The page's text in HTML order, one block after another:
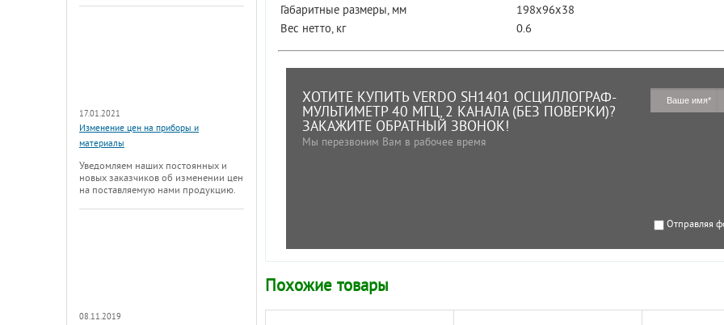
17.01.2021
Изменение цен на приборы и
материалы
Уведомляем наших постоянных и
новых заказчиков об изменении цен
на поставляемую нами продукцию.
08.11.2019
Габаритные размеры, мм
198х96х38
Вес нетто, кг
0.6
ХОТИТЕ КУПИТЬ VERDO SH1401 ОСЦИЛЛОГРАФ-
МУЛЬТИМЕТР 40 МГЦ, 2 КАНАЛА (БЕЗ ПОВЕРКИ)?
ЗАКАЖИТЕ ОБРАТНЫЙ ЗВОНОК!
Мы перезвоним Вам в рабочее время
Отправляя
Похожие товары